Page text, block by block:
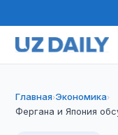
Главная›Экономика›
Фергана и Япония